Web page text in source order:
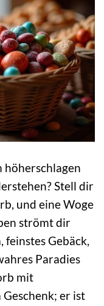
höherschlagen
Stell dir
und eine Woge
strömt dir
feinstes Gebäck,
Paradies
mit
er ist